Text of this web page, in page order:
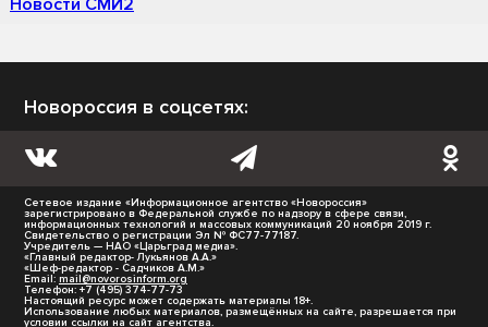
Новороссия в соцсетях:
Сетевое издание «Информационное агентство «Новороссия»
зарегистрировано в Федеральной службе по надзору в сфере связи,
информационных технологий и массовых коммуникаций 20 ноября 2019 г.
Свидетельство о регистрации Эл № ФС77-77187.
Учредитель — НАО «Царьград медиа».
«Главный редактор- Лукьянов А.А.»
«Шеф-редактор - Садчиков А.М.»
Email: mail@novorosinform.org
Телефон: +7 (495) 374-77-73
Настоящий ресурс может содержать материалы 18+.
Использование любых материалов, размещённых на сайте, разрешается при
условии ссылки на сайт агентства.